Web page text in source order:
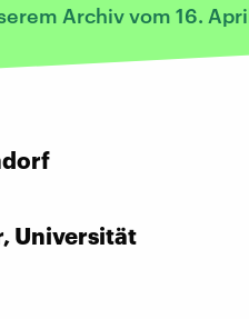
Archiv vom 16.
Universität